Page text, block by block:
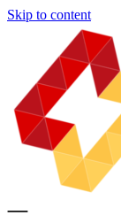
Skip to content